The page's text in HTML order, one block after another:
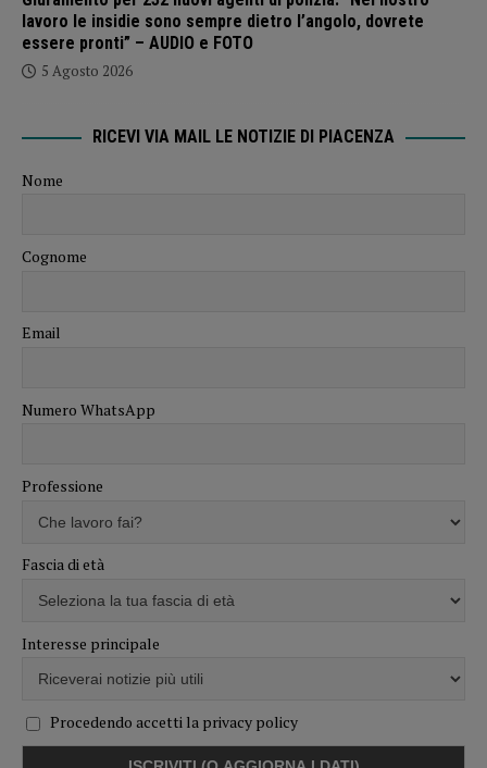
lavoro le insidie sono sempre dietro l’angolo, dovrete
essere pronti” – AUDIO e FOTO
5 Agosto 2026
RICEVI VIA MAIL LE NOTIZIE DI PIACENZA
Nome
Cognome
Email
Numero WhatsApp
Professione
Fascia di età
Interesse principale
Procedendo accetti la privacy policy